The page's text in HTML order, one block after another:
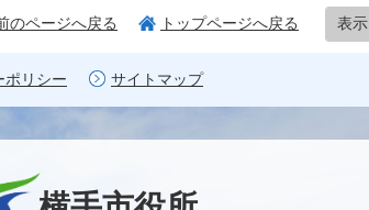
のページへ戻る トップページへ戻る 表示
ポリシー サイトマップ